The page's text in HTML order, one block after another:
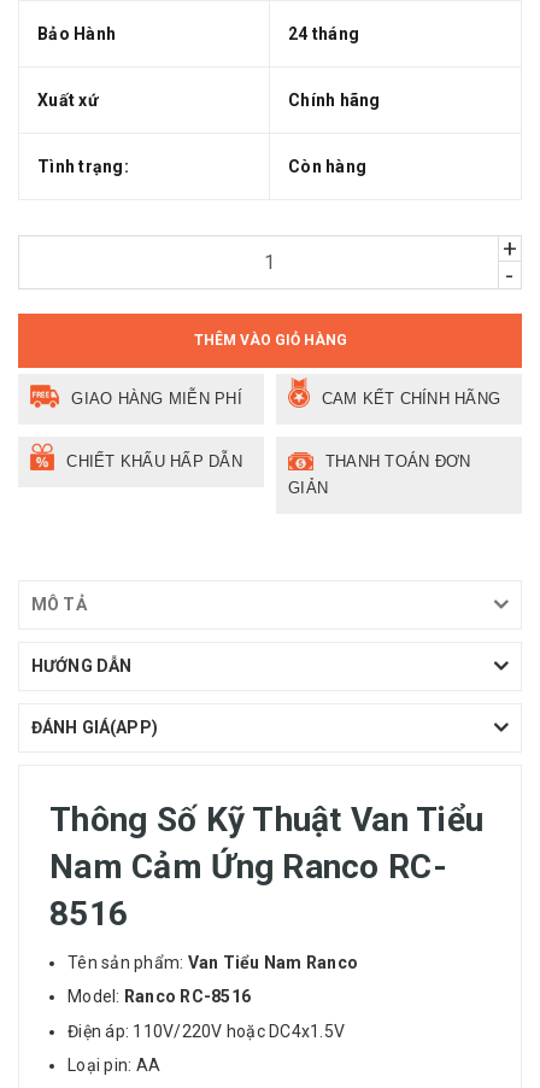
Bảo Hành 24 tháng
Xuất xứ Chính hãng
Tình trạng: Còn hàng
+
-
THÊM VÀO GIỎ HÀNG
GIAO HÀNG MIỄN PHÍ CAM KẾT CHÍNH HÃNG
CHIẾT KHẤU HẤP DẪN
THANH TOÁN ĐƠN
GIẢN
MÔ TẢ
HƯỚNG DẪN
ĐÁNH GIÁ(APP)
Thông Số Kỹ Thuật Van Tiểu
Nam Cảm Ứng Ranco RC-
8516
Tên sản phẩm: Van Tiểu Nam Ranco
Model: Ranco RC-8516
Điện áp: 110V/220V hoặc DC4x1.5V
Loại pin: AA